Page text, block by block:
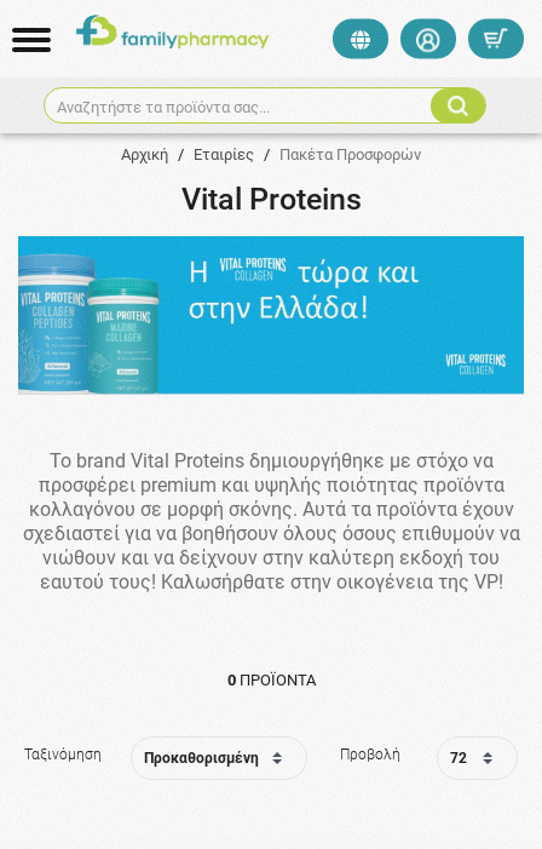
Αναζητήστε τα προϊόντα σας...
Αρχική / Εταιρίες / Πακέτα Προσφορών
Vital Proteins
To brand Vital Proteins δημιουργήθηκε με στόχο να
προσφέρει premium και υψηλής ποιότητας προϊόντα
κολλαγόνου σε μορφή σκόνης. Αυτά τα προϊόντα έχουν
σχεδιαστεί για να βοηθήσουν όλους όσους επιθυμούν να
νιώθουν και να δείχνουν στην καλύτερη εκδοχή του
εαυτού τους! Καλωσήρθατε στην οικογένεια της VP!
0ΠΡΟΪΌΝΤΑ
Ταξινόμηση Προβολή